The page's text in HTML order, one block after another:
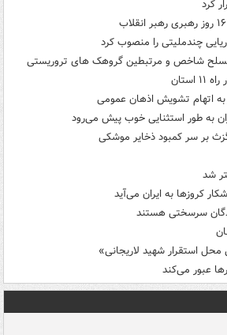
کرد
چندملیتی را منصوب کرد
به طور استثنایی خوب پیش می‌رود
بر سر کمبود ذخایر موشکی
کروزها به ایران می‌آید
سرسختی هستند
استقرار شهید لاریجانی»
عبور می‌کند